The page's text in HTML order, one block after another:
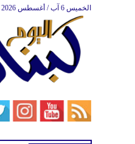
الخميس 6 آب / أغسطس 2026